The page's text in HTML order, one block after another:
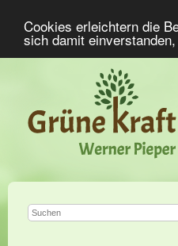
Cookies erleichtern die
sich damit